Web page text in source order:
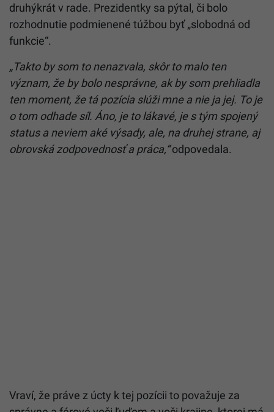
druhýkrát v rade. Prezidentky sa pýtal, či bolo
rozhodnutie podmienené túžbou byť „slobodná od
funkcie“.
„Takto by som to nenazvala, skôr to malo ten
význam, že by bolo nesprávne, ak by som prehliadla
ten moment, že tá pozícia slúži mne a nie ja jej. To je
o tom odhade síl. Áno, je to lákavé, je s tým spojený
status a neviem aké výsady, ale, na druhej strane, aj
obrovská zodpovednosť a práca,“odpovedala.
Vraví, že práve z úcty k tej pozícii to považuje za